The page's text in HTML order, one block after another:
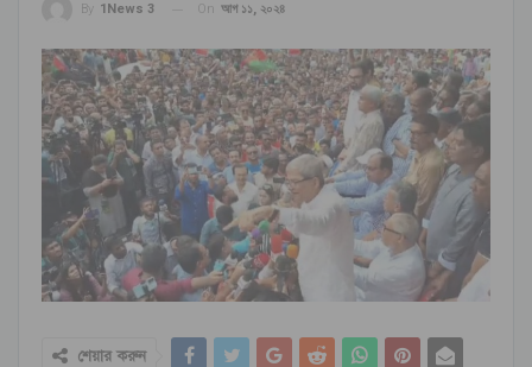
By 1News 3 On আগ ১১, ২০২৪
শেয়ার করুন